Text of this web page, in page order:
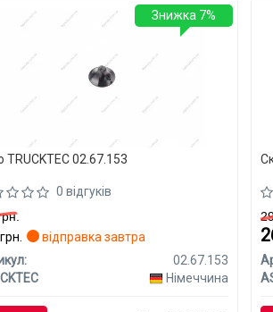
TRUCKTEC 02.67.153
0 відгуків
грн.
відправка завтра
02.67.153
Німеччина
Знижка 7%